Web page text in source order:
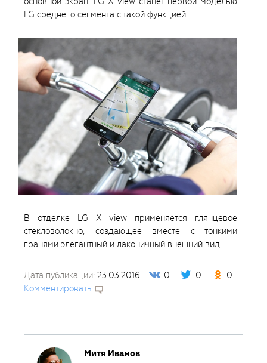
LG среднего сегмента с такой функцией.
В отделке LG X view применяется глянцевое
стекловолокно, создающее вместе с тонкими
гранями элегантный и лаконичный внешний вид.
Дата публикации: 23.03.2016 0 0
0
Комментировать
Митя Иванов